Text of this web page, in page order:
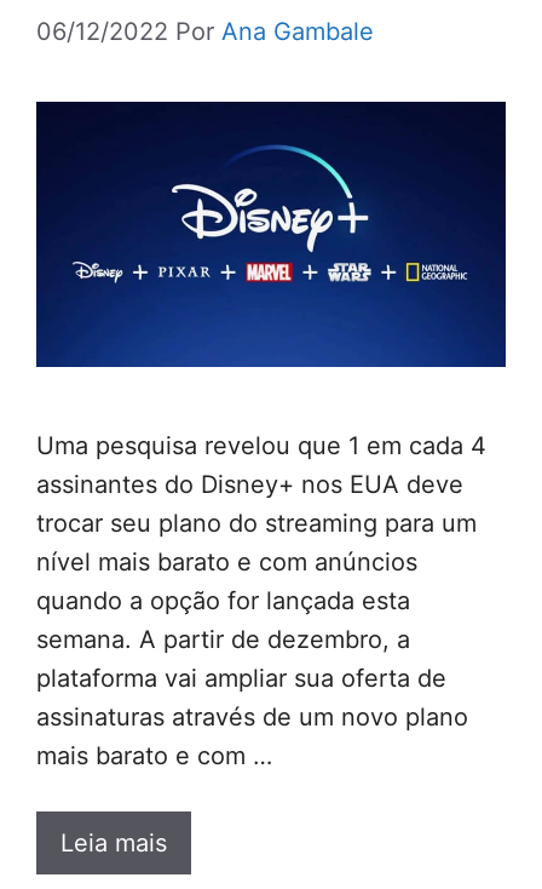
06/12/2022 Por Ana Gambale
Uma pesquisa revelou que 1 em cada 4
assinantes do Disney+ nos EUA deve
trocar seu plano do streaming para um
nível mais barato e com anúncios
quando a opção for lançada esta
semana. A partir de dezembro, a
plataforma vai ampliar sua oferta de
assinaturas através de um novo plano
mais barato e com …
Leia mais